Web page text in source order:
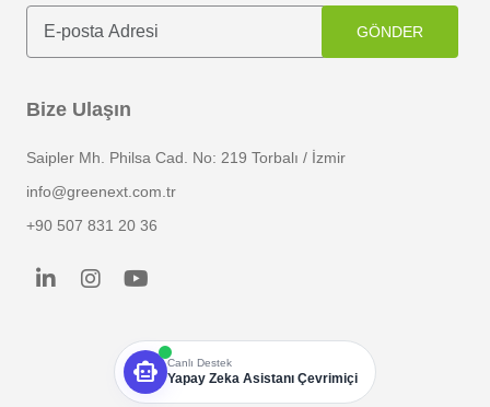
GÖNDER
Bize Ulaşın
Saipler Mh. Philsa Cad. No: 219 Torbalı / İzmir
info@greenext.com.tr
+90 507 831 20 36
smart_toy Canlı Destek
Yapay Zeka Asistanı Çevrimiçi